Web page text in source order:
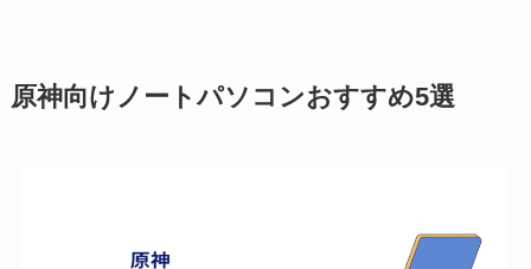
原神向けノートパソコンおすすめ5選